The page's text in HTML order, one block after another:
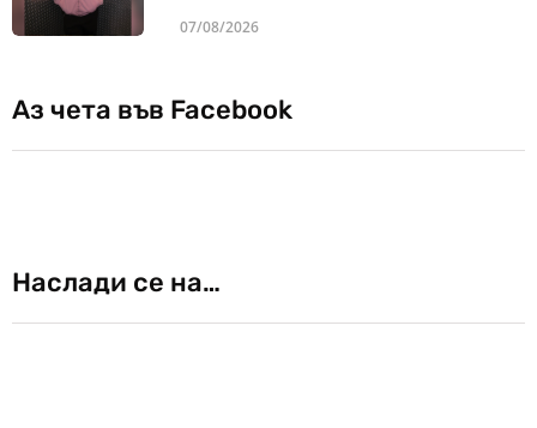
07/08/2026
Аз чета във Facebook
Наслади се на…